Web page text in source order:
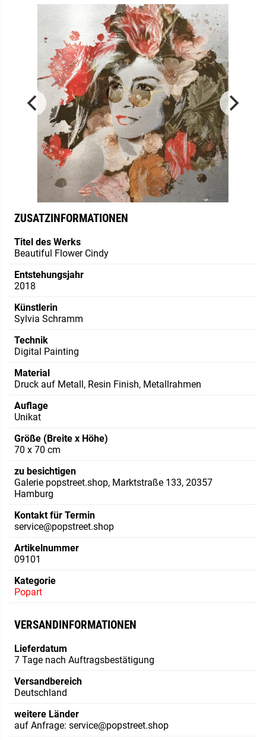
ZUSATZINFORMATIONEN
Titel des Werks
Beautiful Flower Cindy
Entstehungsjahr
2018
Künstlerin
Sylvia Schramm
Technik
Digital Painting
Material
Druck auf Metall, Resin Finish, Metallrahmen
Auflage
Unikat
Größe (Breite x Höhe)
70 x 70 cm
zu besichtigen
Galerie popstreet.shop, Marktstraße 133, 20357
Hamburg
Kontakt für Termin
service@popstreet.shop
Artikelnummer
09101
Kategorie
Popart
VERSANDINFORMATIONEN
Lieferdatum
7 Tage nach Auftragsbestätigung
Versandbereich
Deutschland
weitere Länder
auf Anfrage: service@popstreet.shop